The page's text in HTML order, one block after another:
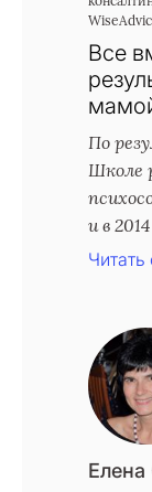
Все
По
Школе
и в
Читать
Елена